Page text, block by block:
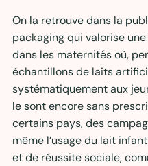
On la retrouve dans la
packaging qui valorise
dans les maternités où,
échantillons de laits
systématiquement aux
le sont encore sans
certains pays, des
même l’usage du lait
et de réussite sociale,